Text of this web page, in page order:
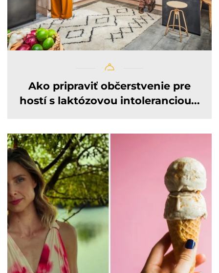
Ako pripraviť občerstvenie pre
hostí s laktózovou intoleranciou...